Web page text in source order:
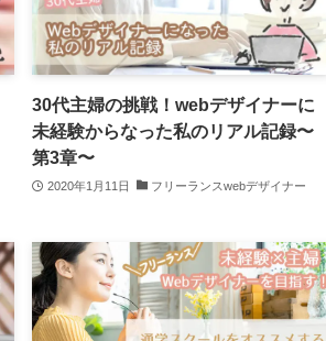
30代主婦の挑戦！webデザイナーに
未経験からなった私のリアル記録〜
第3章〜
2020年1月11日 フリーランスwebデザイナー